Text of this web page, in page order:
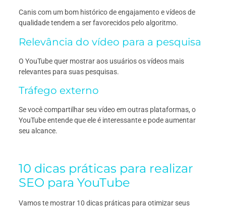
Canis com um bom histórico de engajamento e vídeos de
qualidade tendem a ser favorecidos pelo algoritmo.
Relevância do vídeo para a pesquisa
O YouTube quer mostrar aos usuários os vídeos mais
relevantes para suas pesquisas.
Tráfego externo
Se você compartilhar seu vídeo em outras plataformas, o
YouTube entende que ele é interessante e pode aumentar
seu alcance.
10 dicas práticas para realizar
SEO para YouTube
Vamos te mostrar 10 dicas práticas para otimizar seus